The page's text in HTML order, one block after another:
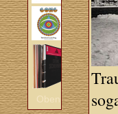
Oben